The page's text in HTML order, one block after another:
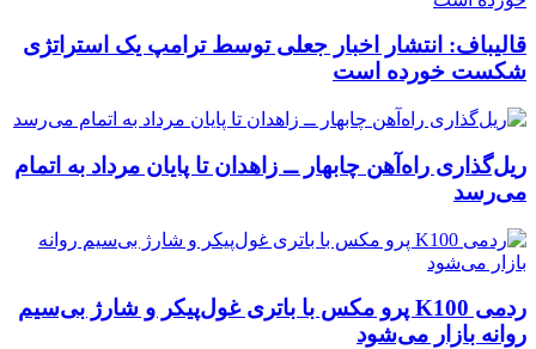
قالیباف: انتشار اخبار جعلی توسط ترامپ یک استراتژی
شکست خورده است
ریل‌گذاری راه‌آهن چابهار ــ زاهدان تا پایان مرداد به اتمام
می‌رسد
ردمی K100 پرو مکس با باتری غول‌پیکر و شارژ بی‌سیم
روانه بازار می‌شود